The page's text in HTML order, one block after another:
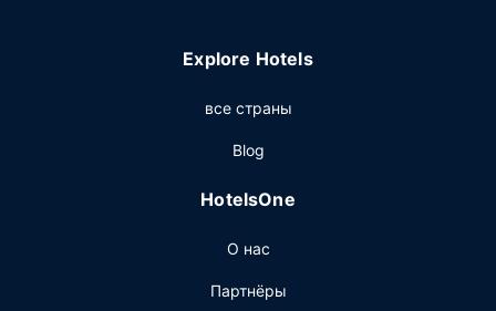
Explore Hotels
все страны
Blog
HotelsOne
О нас
Партнёры